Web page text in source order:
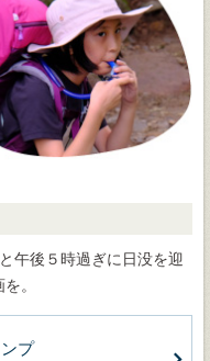
午後５時過ぎに日没を迎
。
プ